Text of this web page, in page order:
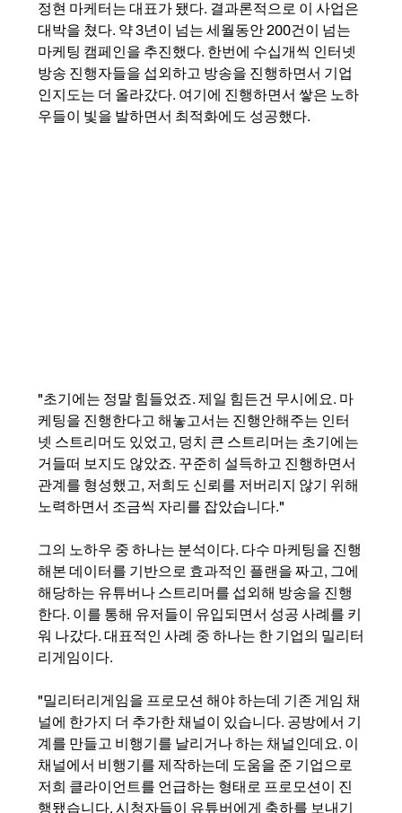
정현 마케터는 대표가 됐다. 결과론적으로 이 사업은
대박을 쳤다. 약 3년이 넘는 세월동안 200건이 넘는
마케팅 캠페인을 추진했다. 한번에 수십개씩 인터넷
방송 진행자들을 섭외하고 방송을 진행하면서 기업
인지도는 더 올라갔다. 여기에 진행하면서 쌓은 노하
우들이 빛을 발하면서 최적화에도 성공했다.
"초기에는 정말 힘들었죠. 제일 힘든건 무시에요. 마
케팅을 진행한다고 해놓고서는 진행안해주는 인터
넷 스트리머도 있었고, 덩치 큰 스트리머는 초기에는
거들떠 보지도 않았죠. 꾸준히 설득하고 진행하면서
관계를 형성했고, 저희도 신뢰를 저버리지 않기 위해
노력하면서 조금씩 자리를 잡았습니다."
그의 노하우 중 하나는 분석이다. 다수 마케팅을 진행
해본 데이터를 기반으로 효과적인 플랜을 짜고, 그에
해당하는 유튜버나 스트리머를 섭외해 방송을 진행
한다. 이를 통해 유저들이 유입되면서 성공 사례를 키
워 나갔다. 대표적인 사례 중 하나는 한 기업의 밀리터
리게임이다.
"밀리터리게임을 프로모션 해야 하는데 기존 게임 채
널에 한가지 더 추가한 채널이 있습니다. 공방에서 기
계를 만들고 비행기를 날리거나 하는 채널인데요. 이
채널에서 비행기를 제작하는데 도움을 준 기업으로
저희 클라이언트를 언급하는 형태로 프로모션이 진
행됐습니다. 시청자들이 유튜버에게 축하를 보내기